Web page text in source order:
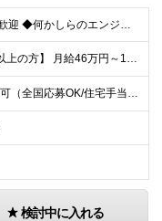
◆学歴不問 / 第二新卒歓迎 ◆何かしらのエンジニア経験をお持ちの方 （言語・期間・フェーズ不問） 経験浅めの方も遠慮なくご応募ください！ ■入社前Q＆A ────── ◎実力に見合った報酬が手に
【エンジニア経験6年以上の方】 月給46万円～100万円（固定残業代含む） ※上記月給には月30時間分の固定残業代（月8万7,400円～月19万円）を含む。超過分は全額支給。 【エンジニア経験4年以
★フルリモート勤務も可（全国応募OK/住宅手当を支給します） ※案件によって常駐が必要になる場合があります。 ※希望がない限り、転勤はありません ※U・Iターン歓迎 ★ルトラの社員は全国各地で活躍中
検討中に入れる